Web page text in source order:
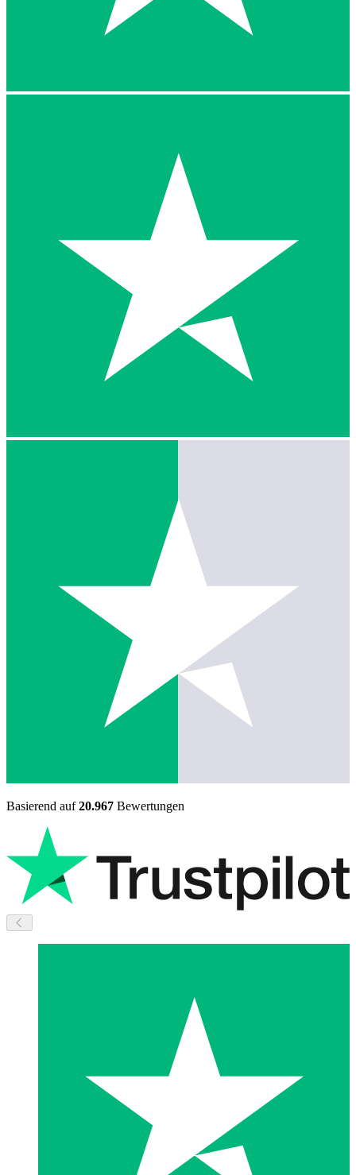
Basierend auf20.967 Bewertungen